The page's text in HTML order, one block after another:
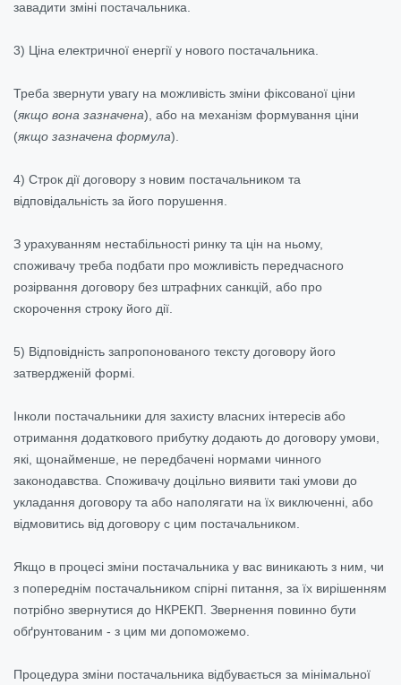
завадити зміні постачальника.
3) Ціна електричної енергії у нового постачальника.
Треба звернути увагу на можливість зміни фіксованої ціни
(якщо вона зазначена), або на механізм формування ціни
(якщо зазначена формула)
4) Строк дії договору з новим постачальником та
відповідальність за його порушення.
З урахуванням нестабільності ринку та цін на ньому,
споживачу треба подбати про можливість передчасного
розірвання договору без штрафних санкцій, або про
скорочення строку його дії.
5) Відповідність запропонованого тексту договору його
затвердженій формі.
Інколи постачальники для захисту власних інтересів або
отримання додаткового прибутку додають до договору умови,
які, щонайменше, не передбачені нормами чинного
законодавства. Споживачу доцільно виявити такі умови до
укладання договору та або наполягати на їх виключенні, або
відмовитись від договору с цим постачальником.
Якщо в процесі зміни постачальника у вас виникають з ним, чи
з попереднім постачальником спірні питання, за їх вирішенням
потрібно звернутися до НКРЕКП. Звернення повинно бути
обґрунтованим - з цим ми допоможемо.
Процедура зміни постачальника відбувається за мінімальної